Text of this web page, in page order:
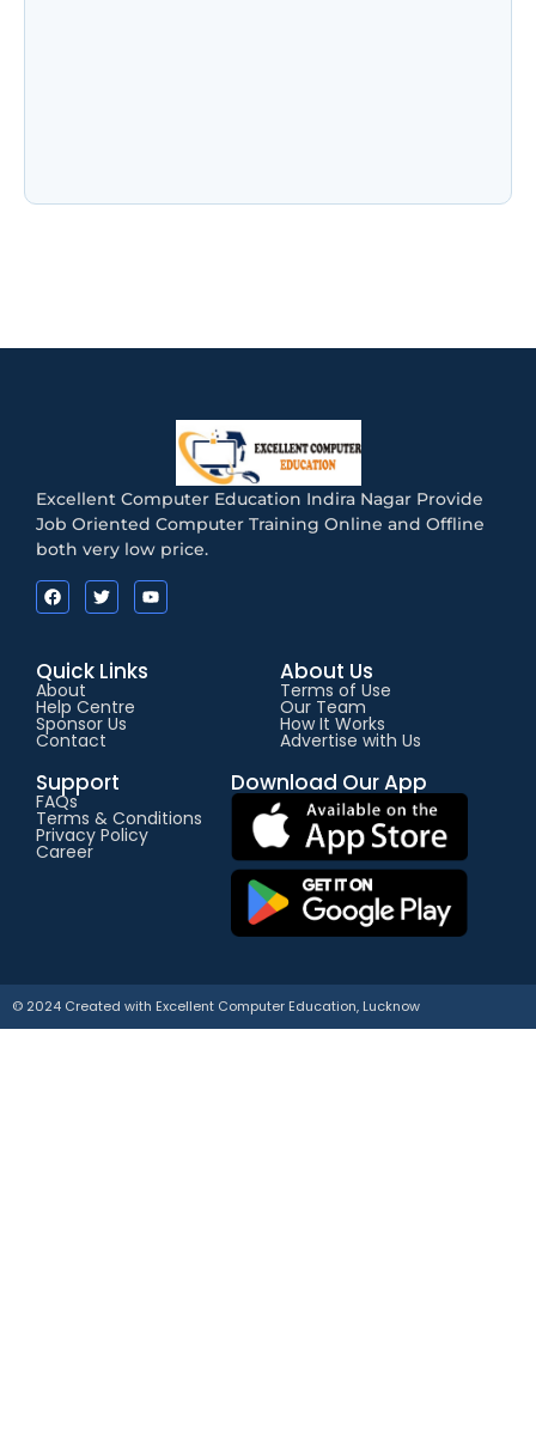
Excellent Computer Education Indira Nagar Provide
Job Oriented Computer Training Online and Offline
both very low price.
Quick Links
About
Help Centre
Sponsor Us
Contact
About Us
Terms of Use
Our Team
How It Works
Advertise with Us
Support
FAQs
Terms & Conditions
Privacy Policy
Career
Download Our App
© 2024 Created with Excellent Computer Education, Lucknow